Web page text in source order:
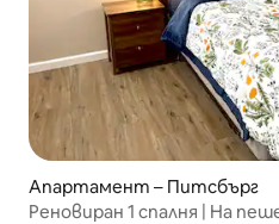
Апартамент – Питсбърг
Реновиран 1 спалня | На